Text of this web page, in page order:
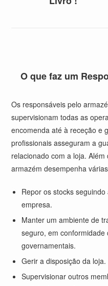
O que faz um
Os responsáveis pelo
supervisionam todas as
encomenda até à receção e
profissionais asseguram a
relacionado com a loja.
armazém desempenha
Repor os stocks
empresa.
Manter um ambiente de
seguro, em
governamentais.
Gerir a disposição da loja.
Supervisionar outros